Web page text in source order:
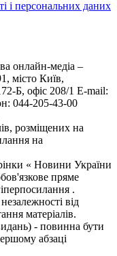
і персональних даних
онлайн-медіа –
місто Київ,
Б, офіс 208/1 E-mail:
044-205-43-00
розміщених на
на
« Новини України
пряме
.
від
матеріалів.
- повинна бути
абзаці